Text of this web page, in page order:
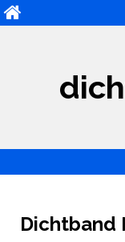
Dichtband